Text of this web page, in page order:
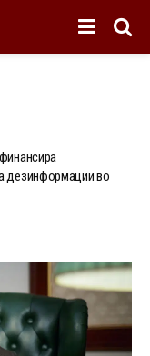
дезинформации во